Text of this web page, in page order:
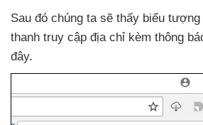
Sau đó chúng ta sẽ thấy biểu
thanh truy cập địa chỉ kèm thông
đây.